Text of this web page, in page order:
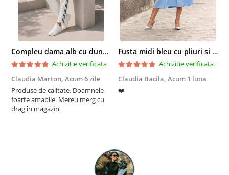
Compleu dama alb cu dungi laterale in nuante de verde si negru
Achizitie verificata
Claudia Marton, Acum 6 zile
Produse de calitate. Doamnele
foarte amabile. Mereu merg cu
drag în magazin.
Fusta midi bleu cu pliuri si buzunare
Achizitie verificata
Claudia Bacila, Acum 1 luna
❤️